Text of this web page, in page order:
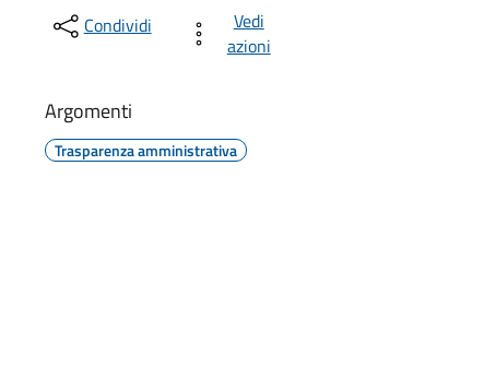
Condividi
Vedi
azioni
Argomenti
Trasparenza amministrativa